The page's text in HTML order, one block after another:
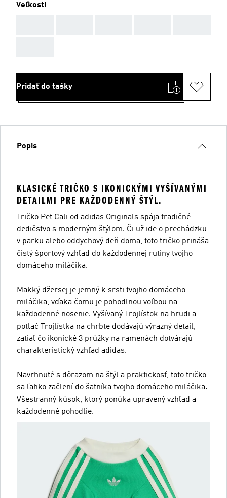
Veľkosti
Pridať do tašky
Popis
KLASICKÉ TRIČKO S IKONICKÝMI VYŠÍVANÝMI
DETAILMI PRE KAŽDODENNÝ ŠTÝL.
Tričko Pet Cali od adidas Originals spája tradičné
dedičstvo s moderným štýlom. Či už ide o prechádzku
v parku alebo oddychový deň doma, toto tričko prináša
čistý športový vzhľad do každodennej rutiny tvojho
domáceho miláčika.
Mäkký džersej je jemný k srsti tvojho domáceho
miláčika, vďaka čomu je pohodlnou voľbou na
každodenné nosenie. Vyšívaný Trojlístok na hrudi a
potlač Trojlístka na chrbte dodávajú výrazný detail,
zatiaľ čo ikonické 3 prúžky na ramenách dotvárajú
charakteristický vzhľad adidas.
Navrhnuté s dôrazom na štýl a praktickosť, toto tričko
sa ľahko začlení do šatníka tvojho domáceho miláčika.
Všestranný kúsok, ktorý ponúka upravený vzhľad a
každodenné pohodlie.